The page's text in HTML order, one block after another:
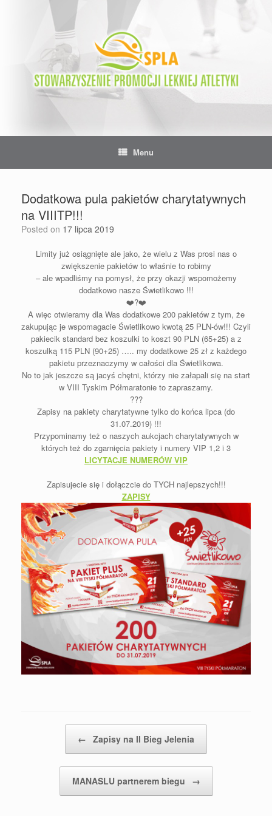
Menu
Dodatkowa pula pakietów charytatywnych
na VIIITP!!!
Posted on 17 lipca 2019
Limity już osiągnięte ale jako, że wielu z Was prosi nas o
zwiększenie pakietów to właśnie to robimy
– ale wpadliśmy na pomysł, że przy okazji wspomożemy
dodatkowo nasze Świetlikowo !!!
❤️?❤️
A więc otwieramy dla Was dodatkowe 200 pakietów z tym, że
zakupując je wspomagacie Świetlikowo kwotą 25 PLN-ów!!! Czyli
pakiecik standard bez koszulki to koszt 90 PLN (65+25) a z
koszulką 115 PLN (90+25) ….. my dodatkowe 25 zł z każdego
pakietu przeznaczymy w całości dla Świetlikowa.
No to jak jeszcze są jacyś chętni, którzy nie załapali się na start
w VIII Tyskim Półmaratonie to zapraszamy.
???
Zapisy na pakiety charytatywne tylko do końca lipca (do
31.07.2019) !!!
Przypominamy też o naszych aukcjach charytatywnych w
których też do zgarnięcia pakiety i numery VIP 1,2 i 3
LICYTACJE NUMERÓW VIP
Zapisujecie się i dołączcie do TYCH najlepszych!!!
ZAPISY
← Zapisy na II Bieg Jelenia
MANASLU partnerem biegu →